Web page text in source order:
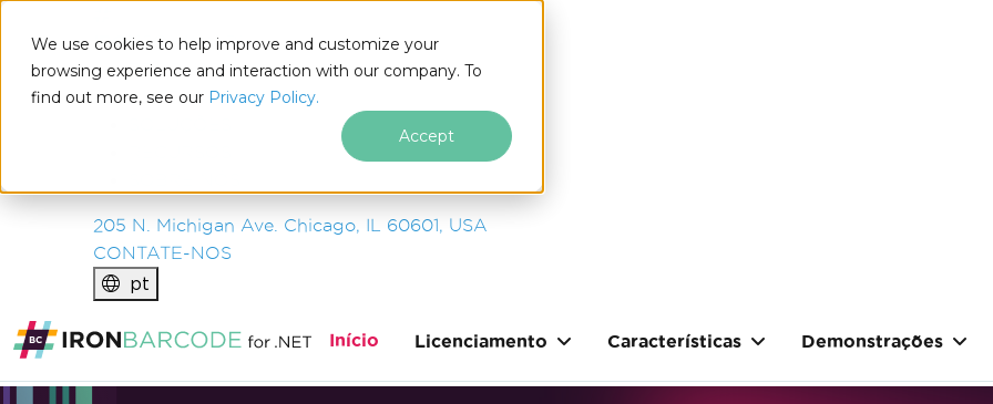
We use cookies to help improve and customize your
browsing experience and interaction with our company. To
find out more, see our Privacy Policy.
Accept
IRONSOFTWARE
PRODUTOS
EMPRESA
205 N. Michigan Ave. Chicago, IL 60601, USA
CONTATE-NOS
pt
Início Licenciamento Características Demonstrações